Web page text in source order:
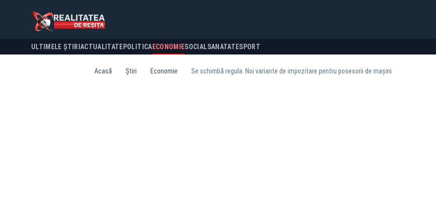
ULTIMELE ȘTIRI ACTUALITATE POLITICA ECONOMIESOCIALSANATATESPORT
Acasă Știri Economie Se schimbă regula. Noi variante de impozitare pentru posesorii de mașini